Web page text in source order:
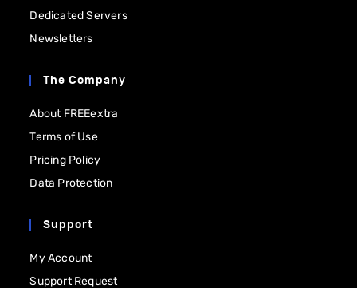
Dedicated Servers
Newsletters
The Company
About FREEextra
Terms of Use
Pricing Policy
Data Protection
Support
My Account
Support Request